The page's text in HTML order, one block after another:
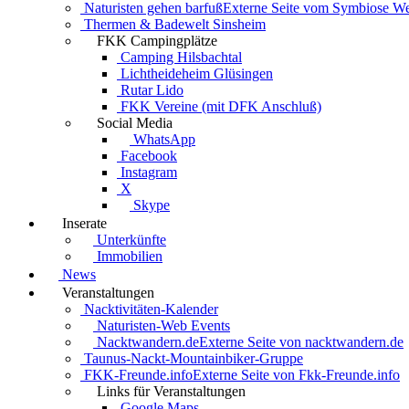
Naturisten gehen barfußExterne Seite vom Symbiose
Thermen & Badewelt Sinsheim
FKK Campingplätze
Camping Hilsbachtal
Lichtheideheim Glüsingen
Rutar Lido
FKK Vereine (mit DFK Anschluß)
Social Media
WhatsApp
Facebook
Instagram
X
Skype
Inserate
Unterkünfte
Immobilien
News
Veranstaltungen
Nacktivitäten-Kalender
Naturisten-Web Events
Nacktwandern.deExterne Seite von nacktwandern.de
Taunus-Nackt-Mountainbiker-Gruppe
FKK-Freunde.infoExterne Seite von Fkk-Freunde.info
Links für Veranstaltungen